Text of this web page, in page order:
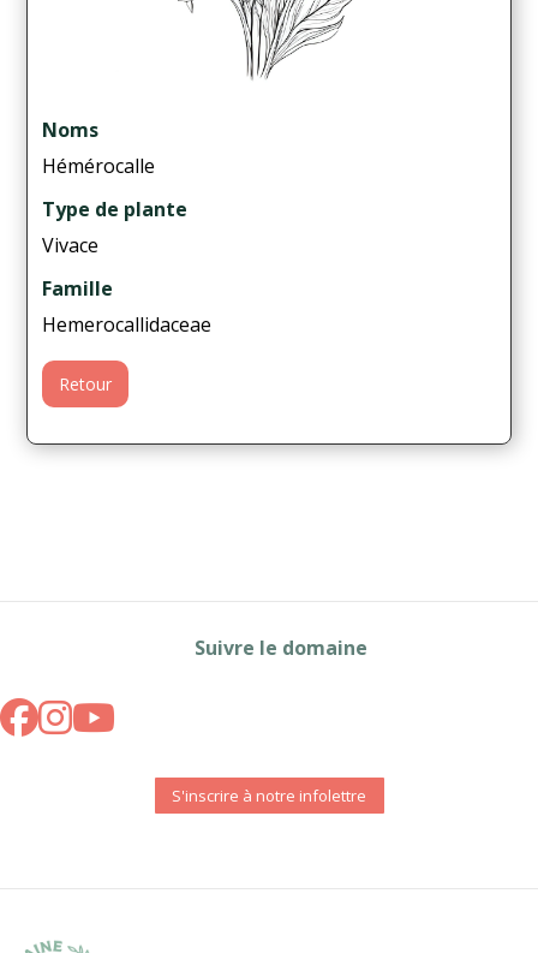
Noms
Hémérocalle
Type de plante
Vivace
Famille
Hemerocallidaceae
Retour
Suivre le domaine
S'inscrire à notre infolettre